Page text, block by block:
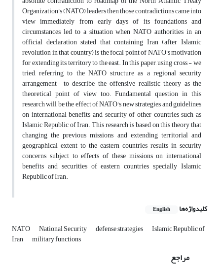
Organization's (NATO) leaders then those contradictions came into
view immediately from early days of its foundations and
circumstances led to a situation when NATO authorities in an
official declaration stated that containing Iran (after Islamic
revolution in that country) is the focal point of NATO's motivation
for extending its territory to the east. In this paper, using cross - we
tried, referring to the NATO structure as a regional security
arrangement- to describe the offensive realistic theory as the
theoretical point of view too. Fundamental question in this
research will be the effect of NATO's new strategies and guidelines
on international benefits and security of other countries such as
Islamic Republic of Iran. This research is based on this theory that
changing the previous missions and extending territorial and
geographical extent to the eastern countries results in security
concerns subject to effects of these missions on international
benefits and securities of eastern countries specially Islamic
Republic of Iran.
کلیدواژه‌ها English
NATO National Security defense strategies Islamic Republic of
Iran military functions
مراجع